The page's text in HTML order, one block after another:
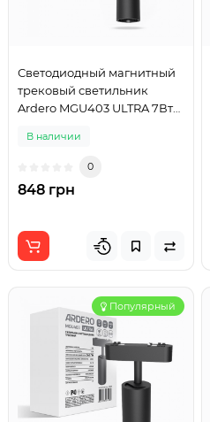
Светодиодный магнитный
трековый светильник
Ardero MGU403 ULTRA 7Вт
В наличии
0
848 грн
Популярный